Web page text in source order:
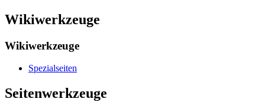
Wikiwerkzeuge
Wikiwerkzeuge
Spezialseiten
Seitenwerkzeuge